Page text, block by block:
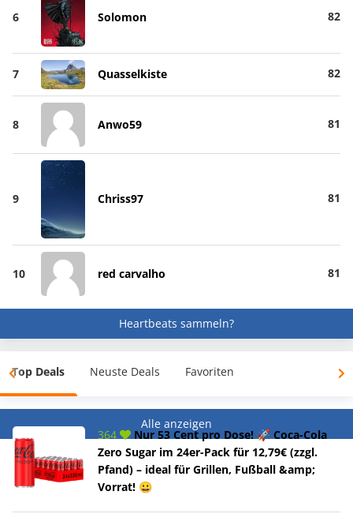
6 Solomon 82
7 Quasselkiste 82
8 Anwo59 81
9 Chriss97 81
10 red carvalho 81
Heartbeats sammeln?
Top Deals Neuste Deals Favoriten
Alle anzeigen
364
Nur 53 Cent pro Dose! 🚀 Coca-Cola
Zero Sugar im 24er-Pack für 12,79€ (zzgl.
Pfand) – ideal für Grillen, Fußball &amp;
Vorrat! 😀